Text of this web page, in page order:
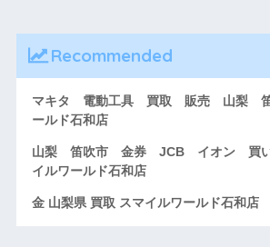
Recommended
マキタ 電動工具 買取 販売 山梨 笛
ールド石和店
山梨 笛吹市 金券 JCB イオン 買
イルワールド石和店
金 山梨県 買取 スマイルワールド石和店